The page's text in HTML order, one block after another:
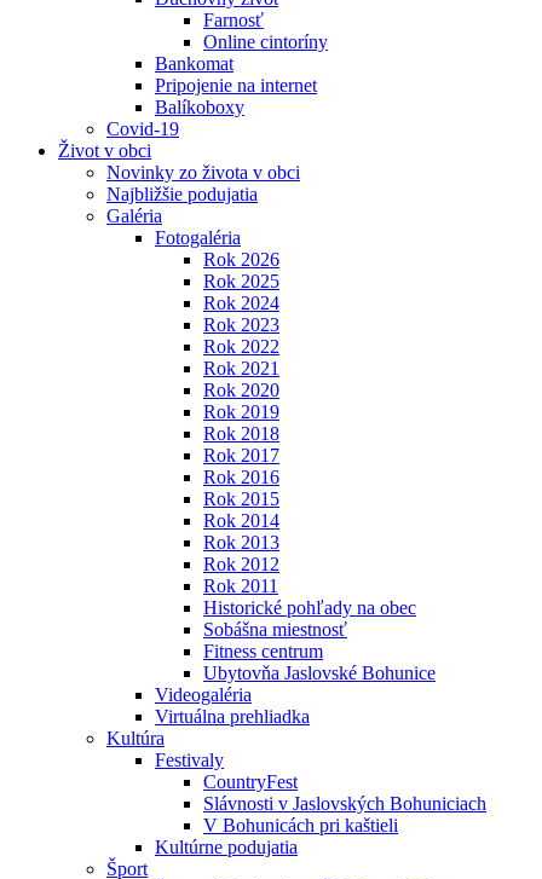
Farnosť
Online cintoríny
Bankomat
Pripojenie na internet
Balíkoboxy
Covid-19
Život v obci
Novinky zo života v obci
Najbližšie podujatia
Galéria
Fotogaléria
Rok 2026
Rok 2025
Rok 2024
Rok 2023
Rok 2022
Rok 2021
Rok 2020
Rok 2019
Rok 2018
Rok 2017
Rok 2016
Rok 2015
Rok 2014
Rok 2013
Rok 2012
Rok 2011
Historické pohľady na obec
Sobášna miestnosť
Fitness centrum
Ubytovňa Jaslovské Bohunice
Videogaléria
Virtuálna prehliadka
Kultúra
Festivaly
CountryFest
Slávnosti v Jaslovských Bohuniciach
V Bohunicách pri kaštieli
Kultúrne podujatia
Šport